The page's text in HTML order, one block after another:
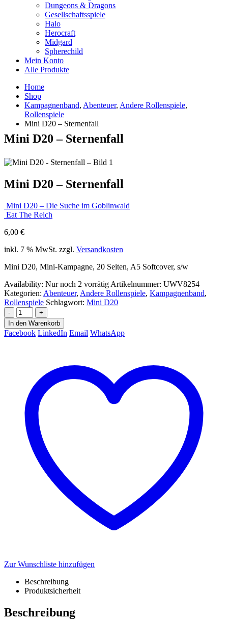
Dungeons & Dragons
Gesellschaftsspiele
Halo
Herocraft
Midgard
Spherechild
Mein Konto
Alle Produkte
Home
Shop
Kampagnenband, Abenteuer, Andere Rollenspiele,
Rollenspiele
Mini D20 – Sternenfall
Mini D20 – Sternenfall
Mini D20 – Sternenfall
Mini D20 – Die Suche im Goblinwald
Eat The Reich
6,00 €
inkl. 7 % MwSt. zzgl. Versandkosten
Mini D20, Mini-Kampagne, 20 Seiten, A5 Softcover, s/w
Availability: Nur noch 2 vorrätig Artikelnummer: UWV8254
Kategorien: Abenteuer, Andere Rollenspiele, Kampagnenband,
Rollenspiele Schlagwort: Mini D20
-
+
In den Warenkorb
Facebook LinkedIn Email WhatsApp
Zur Wunschliste hinzufügen
Beschreibung
Produktsicherheit
Beschreibung